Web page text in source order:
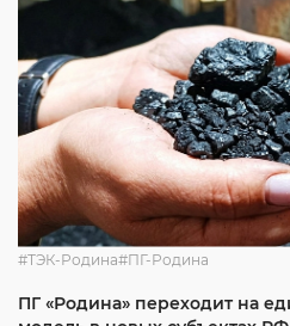
#ТЭК-Родина#ПГ-Родина
ПГ «Родина» переходит на